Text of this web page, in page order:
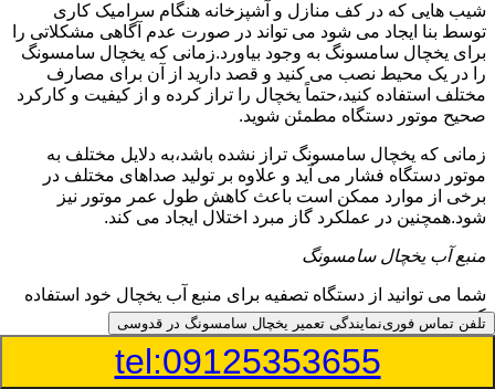
شیب هایی که در کف منازل و آشپزخانه هنگام سرامیک کاری
توسط بنا ایجاد می شود می تواند در صورت عدم آگاهی مشکلاتی را
برای یخچال سامسونگ به وجود بیاورد.زمانی که یخچال سامسونگ
را در یک محیط نصب می کنید و قصد دارید از آن برای مصارف
مختلف استفاده کنید،حتماً یخچال را تراز کرده و از کیفیت و کارکرد
صحیح موتور دستگاه مطمئن شوید.
زمانی که یخچال سامسونگ تراز نشده باشد،به دلایل مختلف به
موتور دستگاه فشار می آید و علاوه بر تولید صداهای مختلف در
برخی از موارد ممکن است باعث کاهش طول عمر موتور نیز
شود.همچنین در عملکرد گاز مبرد اختلال ایجاد می کند.
منبع آب یخچال سامسونگ
شما می توانید از دستگاه تصفیه برای منبع آب یخچال خود استفاده
کنید
در دفترچه راهنمای یخچال سامسونگ قسمت ویژه ای به منبع آب
آن و راهنمایی لازم در زمینه نصب و استفاده از آن اختصاص داده
تلفن تماس فورینمایندگی تعمیر یخچال سامسونگ در قدوسی
tel:09125353655